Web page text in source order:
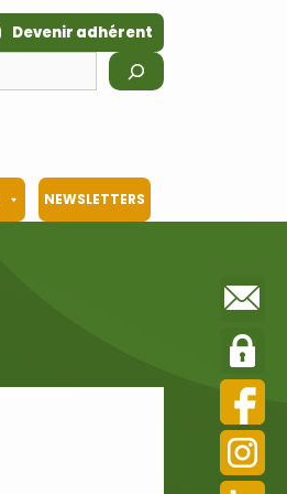
Devenir adhérent
NEWSLETTERS